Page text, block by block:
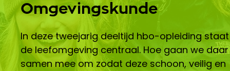
Omgevingskunde
In deze tweejarig deeltijd hbo-opleiding staat
de leefomgeving centraal. Hoe gaan we daar
samen mee om zodat deze schoon, veilig en